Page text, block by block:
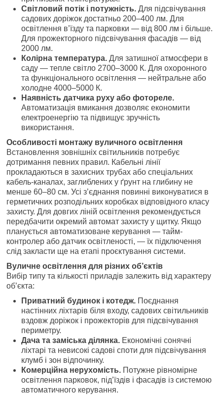
Світловий потік і потужність. Для підсвічування
садових доріжок достатньо 200–400 лм. Для
освітлення в’їзду та парковки — від 800 лм і більше.
Для прожекторного підсвічування фасадів — від
2000 лм.
Колірна температура. Для затишної атмосфери в
саду — тепле світло 2700–3000 К. Для охоронного
та функціонального освітлення — нейтральне або
холодне 4000–5000 К.
Наявність датчика руху або фотореле.
Автоматизація вмикання дозволяє економити
електроенергію та підвищує зручність
використання.
Особливості монтажу вуличного освітлення
Встановлення зовнішніх світильників потребує
дотримання певних правил. Кабельні лінії
прокладаються в захисних трубах або спеціальних
кабель-каналах, заглиблених у ґрунт на глибину не
менше 60–80 см. Усі з’єднання повинні виконуватися в
герметичних розподільних коробках відповідного класу
захисту. Для довгих ліній освітлення рекомендується
передбачити окремий автомат захисту у щитку. Якщо
планується автоматизоване керування — тайм-
контролер або датчик освітленості, — їх підключення
слід закласти ще на етапі проєктування системи.
Вуличне освітлення для різних об’єктів
Вибір типу та кількості приладів залежить від характеру
об’єкта:
Приватний будинок і котедж. Поєднання
настінних ліхтарів біля входу, садових світильників
вздовж доріжок і прожекторів для підсвічування
периметру.
Дача та заміська ділянка. Економічні сонячні
ліхтарі та невисокі садові споти для підсвічування
клумб і зон відпочинку.
Комерційна нерухомість. Потужне рівномірне
освітлення парковок, під’їздів і фасадів із системою
автоматичного керування.